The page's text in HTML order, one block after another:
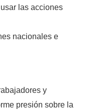
las acciones
nacionales e
y
presión sobre la